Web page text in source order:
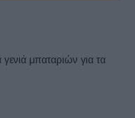
μπαταριών για τα